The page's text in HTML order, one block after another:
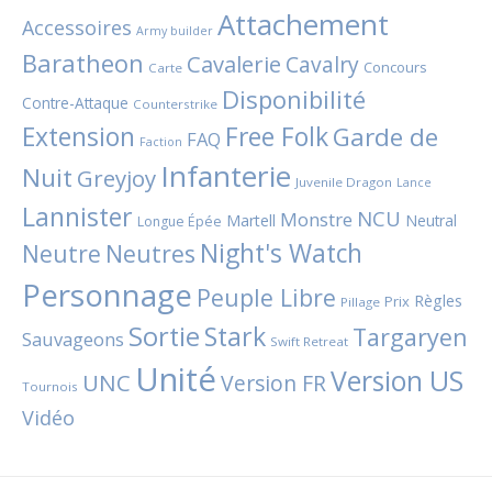
Accessoires Army builder Attachement
Baratheon Carte Cavalerie Cavalry Concours
Contre-Attaque Counterstrike Disponibilité
Extension Faction FAQ Free FolkGarde de
Nuit Greyjoy Infanterie Juvenile Dragon Lance
Lannister Longue Épée Martell Monstre NCU Neutral
Neutre Neutres Night's Watch
Personnage Peuple Libre Pillage Prix Règles
Sauvageons SortieStark Swift Retreat Targaryen
Tournois UNC UnitéVersion FRVersion US
Vidéo